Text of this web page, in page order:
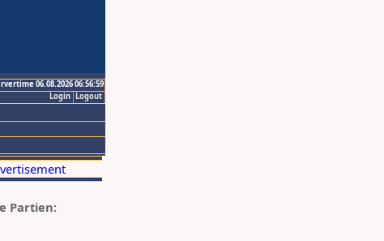
06.08.2026 06:56:59
Logout
Login
Partien: